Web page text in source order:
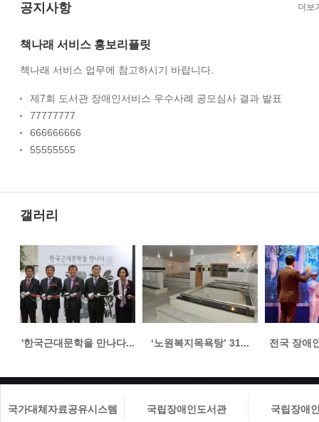
공지사항
책나래 서비스 홍보리플릿
책나래 서비스 업무에 참고하시기 바랍니다.
제7회 도서관 장애인서비스 우수사례 공모심사 결과 발표
77777777
666666666
55555555
더보
갤러리
'한국근대문학을 만나다... ‘노원복지목욕탕’ 31... 전국 장애
국가대체자료공유시스템 국립장애인도서관 국립장애